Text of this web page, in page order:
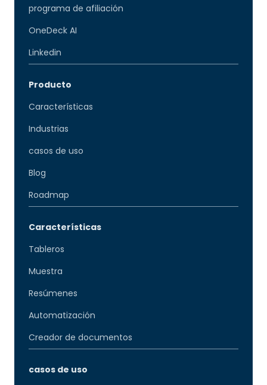
programa de afiliación
OneDeck AI
Linkedin
Producto
Características
Industrias
casos de uso
Blog
Roadmap
Características
Tableros
Muestra
Resúmenes
Automatización
Creador de documentos
casos de uso